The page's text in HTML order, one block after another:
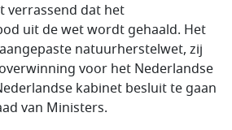
verrassend dat het
uit de wet wordt gehaald. Het
natuurherstelwet, zij
voor het Nederlandse
kabinet besluit te gaan
van Ministers.